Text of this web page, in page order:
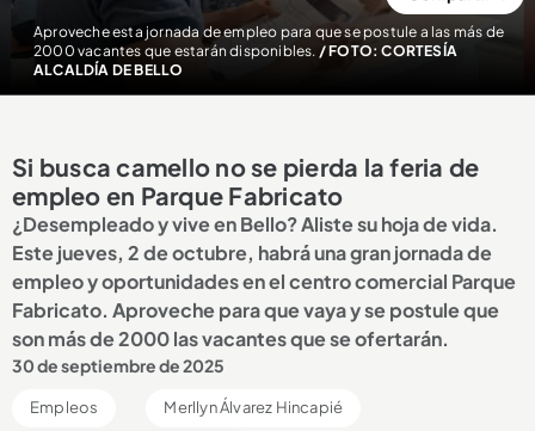
Aproveche esta jornada de empleo para que se postule a las más de
2000 vacantes que estarán disponibles. / FOTO: CORTESÍA
ALCALDÍA DE BELLO
Si busca camello no se pierda la feria de
empleo en Parque Fabricato
¿Desempleado y vive en Bello? Aliste su hoja de vida.
Este jueves, 2 de octubre, habrá una gran jornada de
empleo y oportunidades en el centro comercial Parque
Fabricato. Aproveche para que vaya y se postule que
son más de 2000 las vacantes que se ofertarán.
30 de septiembre de 2025
Empleos Merllyn Álvarez Hincapié